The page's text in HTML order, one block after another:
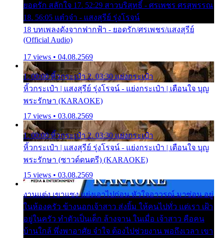
ยอดรัก สลักใจ 17. 52:29 สาวบริสุทธิ์ - ศรเพชร ศรสุพรรณ
18. 56:05 แต๋วจ๋า - แสงสุรีย์ รุ่งโรจน์
18 บทเพลงดังจากฟากฟ้า - ยอดรัก/ศรเพชร/แสงสุรีย์
(Official Audio)
17 views • 04.08.2569
1. 00:00 หิ้วกระเป๋า 2. 03:30 แย่งกระเป๋า
หิ้วกระเป๋า | แสงสุรีย์ รุ่งโรจน์ - แย่งกระเป๋า | เตือนใจ บุญ
พระรักษา (KARAOKE)
17 views • 03.08.2569
1. 00:00 หิ้วกระเป๋า 2. 03:30 แย่งกระเป๋า
หิ้วกระเป๋า | แสงสุรีย์ รุ่งโรจน์ - แย่งกระเป๋า | เตือนใจ บุญ
พระรักษา (ซาวด์ดนตรี) (KARAOKE)
15 views • 03.08.2569
งานแต่ง เขาแซง แย่งเอาไปก่อน หัวใจอาวรณ์ มาซ่อน อยู่
ในห้องครัว ข้างนอกเจ้าสาว ส่งยิ้ม ให้คนไปทั่ว แต่เรา เฝ้า
อยู่ในครัว ทำตัวเป็นเด็ก ล้างจาน ในเมื่อ เจ้าสาว คือคน
บ้านใกล้ พึ่งพาอาศัย จำใจ ต้องไปช่วยงาน พอถึงเวลา เขา